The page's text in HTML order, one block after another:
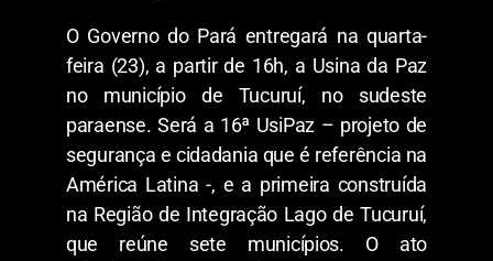
O Governo do Pará entregará na quarta-
feira (23), a partir de 16h, a Usina da Paz
no município de Tucuruí, no sudeste
paraense. Será a 16ª UsiPaz – projeto de
segurança e cidadania que é referência na
América Latina -, e a primeira construída
na Região de Integração Lago de Tucuruí,
que reúne sete municípios. O ato